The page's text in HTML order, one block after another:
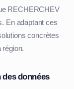
RECHERCHEV
En adaptant ces
concrètes
région.
données